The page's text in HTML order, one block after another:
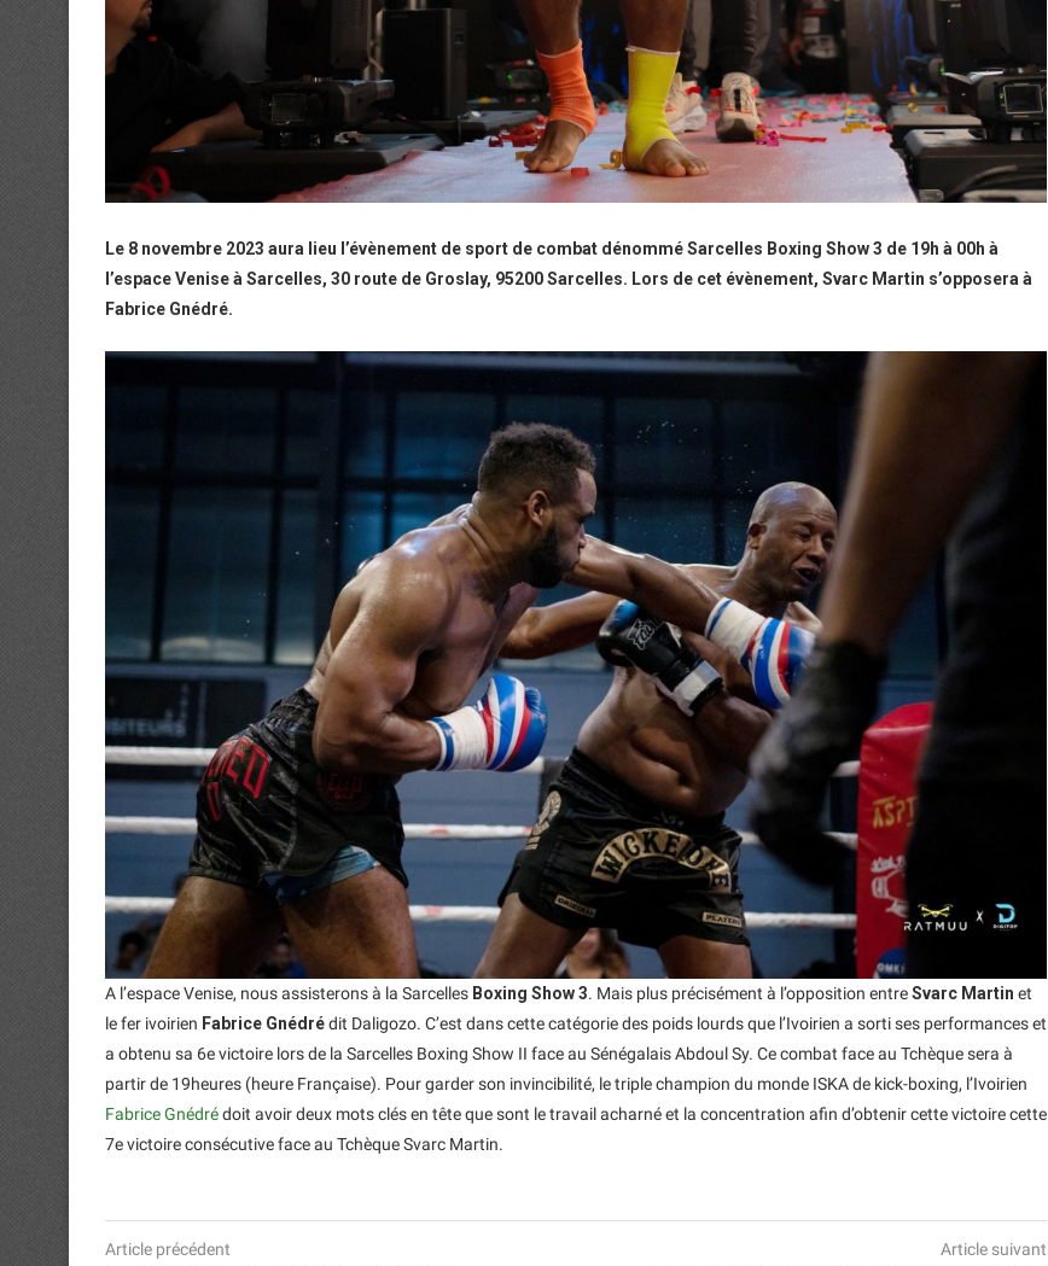
Le 8 novembre 2023 aura lieu l’évènement de sport de combat dénommé Sarcelles Boxing Show 3 de 19h à 00h à
l’espace Venise à Sarcelles, 30 route de Groslay, 95200 Sarcelles. Lors de cet évènement, Svarc Martin s’opposera à
Fabrice Gnédré.
A l’espace Venise, nous assisterons à la Sarcelles Boxing Show 3. Mais plus précisément à l’opposition entreSvarc Martin et
le fer ivoirien Fabrice Gnédrédit Daligozo. C’est dans cette catégorie des poids lourds que l’Ivoirien a sorti ses performances et
a obtenu sa 6e victoire lors de la Sarcelles Boxing Show II face au Sénégalais Abdoul Sy. Ce combat face au Tchèque sera à
partir de 19heures (heure Française). Pour garder son invincibilité, le triple champion du monde ISKA de kick-boxing, l’Ivoirien
Fabrice Gnédrédoit avoir deux mots clés en tête que sont le travail acharné et la concentration afin d’obtenir cette victoire cette
7e victoire consécutive face au Tchèque Svarc Martin.
Article précédent
Article suivant